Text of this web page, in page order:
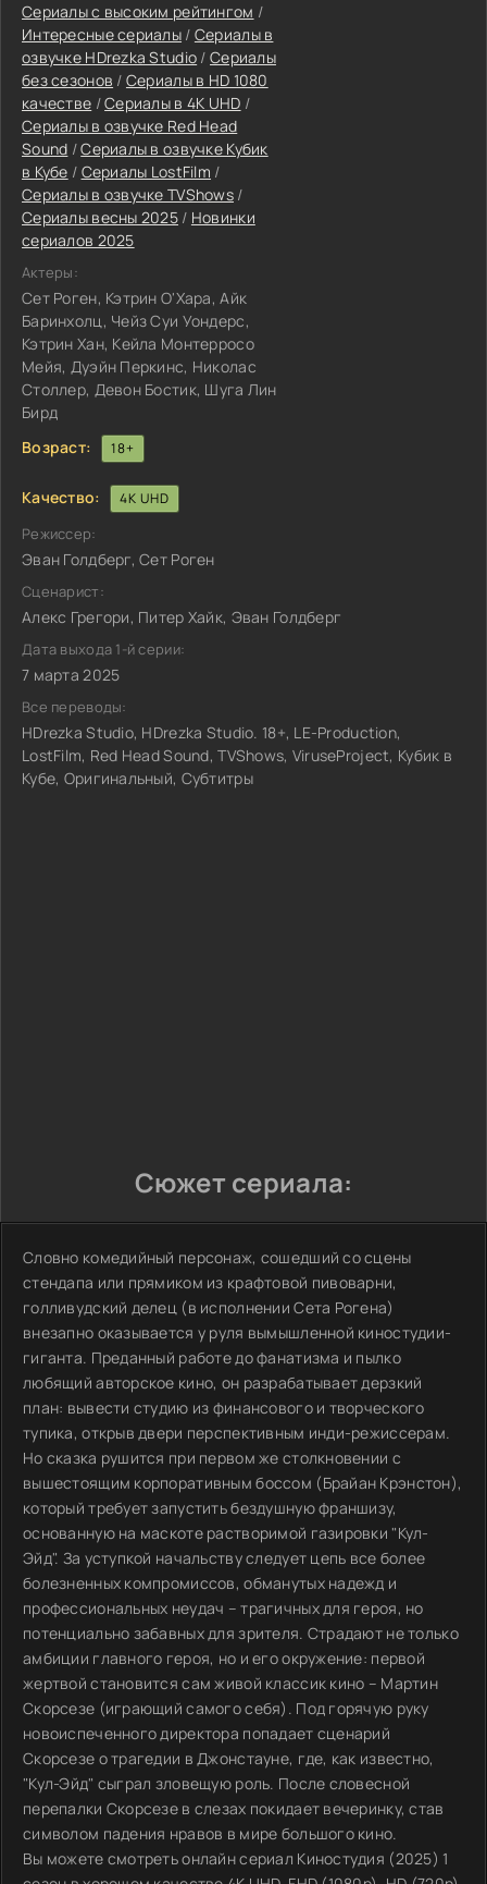
Сериалы с высоким рейтингом /
Интересные сериалы / Сериалы в
озвучке HDrezka Studio /Сериалы
без сезонов / Сериалы в HD 1080
качестве /Сериалы в 4K UHD /
Сериалы в озвучке Red Head
Sound /Сериалы в озвучке Кубик
в Кубе / Сериалы LostFilm /
Сериалы в озвучке TVShows /
Сериалы весны 2025 / Новинки
сериалов 2025
Актеры:
Сет Роген, Кэтрин О'Хара, Айк
Баринхолц, Чейз Суи Уондерс,
Кэтрин Хан, Кейла Монтерросо
Мейя, Дуэйн Перкинс, Николас
Столлер, Девон Бостик, Шуга Лин
Бирд
Возраст:
18+
Качество: 4K UHD
Режиссер:
Эван Голдберг, Сет Роген
Сценарист:
Алекс Грегори, Питер Хайк, Эван Голдберг
Дата выхода 1-й серии:
7 марта 2025
Все переводы:
HDrezka Studio, HDrezka Studio. 18+, LE-Production,
LostFilm, Red Head Sound, TVShows, ViruseProject, Кубик в
Кубе, Оригинальный, Субтитры
Сюжет сериала:
Словно комедийный персонаж, сошедший со сцены
стендапа или прямиком из крафтовой пивоварни,
голливудский делец (в исполнении Сета Рогена)
внезапно оказывается у руля вымышленной киностудии-
гиганта. Преданный работе до фанатизма и пылко
любящий авторское кино, он разрабатывает дерзкий
план: вывести студию из финансового и творческого
тупика, открыв двери перспективным инди-режиссерам.
Но сказка рушится при первом же столкновении с
вышестоящим корпоративным боссом (Брайан Крэнстон),
который требует запустить бездушную франшизу,
основанную на маскоте растворимой газировки "Кул-
Эйд". За уступкой начальству следует цепь все более
болезненных компромиссов, обманутых надежд и
профессиональных неудач – трагичных для героя, но
потенциально забавных для зрителя. Страдают не только
амбиции главного героя, но и его окружение: первой
жертвой становится сам живой классик кино – Мартин
Скорсезе (играющий самого себя). Под горячую руку
новоиспеченного директора попадает сценарий
Скорсезе о трагедии в Джонстауне, где, как известно,
"Кул-Эйд" сыграл зловещую роль. После словесной
перепалки Скорсезе в слезах покидает вечеринку, став
символом падения нравов в мире большого кино.
Вы можете смотреть онлайн сериал Киностудия (2025) 1